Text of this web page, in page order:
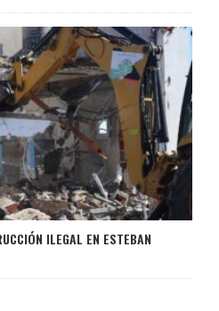
ILEGAL EN ESTEBAN